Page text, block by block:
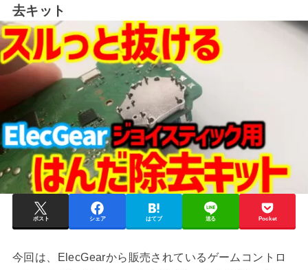
去キット
ポスト シェア はてブ 送る Pocket
今回は、ElecGearから販売されているゲームコントロ